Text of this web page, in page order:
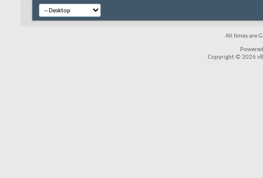
All times are
Copyright © 2026